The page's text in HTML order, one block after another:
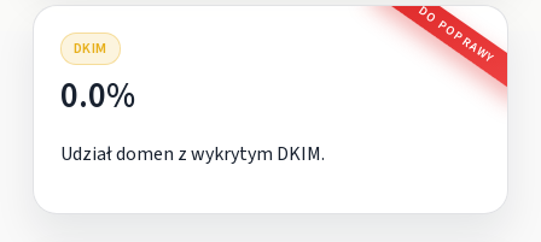
DKIM DO POPRAWY
0.0%
Udział domen z wykrytym DKIM.